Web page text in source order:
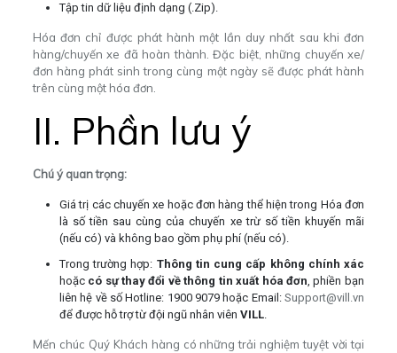
Tập tin dữ liệu định dạng (.Zip).
Hóa đơn chỉ được phát hành một lần duy nhất sau khi đơn
hàng/chuyến xe đã hoàn thành. Đặc biệt, những chuyến xe/
đơn hàng phát sinh trong cùng một ngày sẽ được phát hành
trên cùng một hóa đơn.
II. Phần lưu ý
Chú ý quan trọng:
Giá trị các chuyến xe hoặc đơn hàng thể hiện trong Hóa đơn
là số tiền sau cùng của chuyến xe trừ số tiền khuyến mãi
(nếu có) và không bao gồm phụ phí (nếu có).
Trong trường hợp: Thông tin cung cấp không chính xác
hoặc có sự thay đổi về thông tin xuất hóa đơn, phiền bạn
liên hệ về số Hotline: 1900 9079 hoặc Email:Support@vill.vn
để được hỗ trợ từ đội ngũ nhân viên VILL.
Mến chúc Quý Khách hàng có những trải nghiệm tuyệt vời tại